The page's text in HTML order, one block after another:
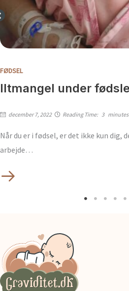
FØDSEL
Iltmangel under
december 7, 2022 Reading Time: 3 minutes
Når du er i fødsel, er det ikke kun dig,
arbejde…